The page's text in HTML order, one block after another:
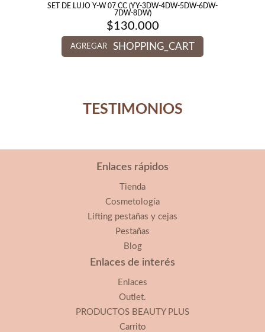
SET DE LUJO Y-W 07 CC (YY-3DW-4DW-5DW-6DW-
7DW-8DW)
$130.000
AGREGAR SHOPPING_CART
TESTIMONIOS
Enlaces rápidos
Tienda
Cosmetología
Lifting pestañas y cejas
Pestañas
Blog
Enlaces de interés
Enlaces
Outlet.
PRODUCTOS BEAUTY PLUS
Carrito